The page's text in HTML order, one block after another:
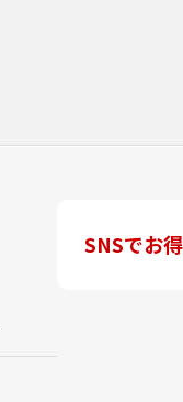
SNSでお